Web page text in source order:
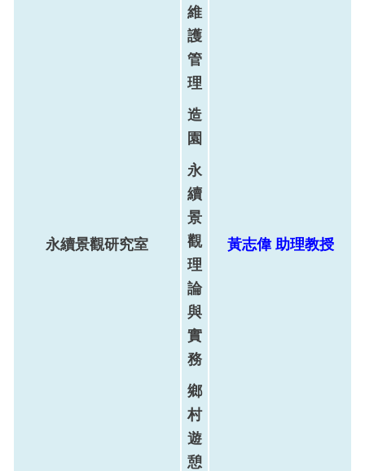
永續景觀研究室
維
護
管
理
造
園
永
續
景
觀
理
論
與
實
務
鄉
村
遊
憩
黃志偉 助理教授